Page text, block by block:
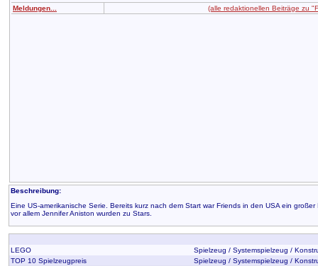
Meldungen... (alle redaktionellen Beiträge zu
Beschreibung:
Eine US-amerikanische Serie. Bereits kurz nach dem Start war Friends in den USA ein
vor allem Jennifer Aniston wurden zu Stars.
LEGO
Spielzeug / Systemspielzeug /
TOP 10 Spielzeugpreis
Spielzeug / Systemspielzeug /